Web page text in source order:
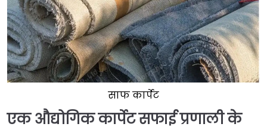
साफ कार्पेट
एक औद्योगिक कार्पेट सफाई प्रणाली के